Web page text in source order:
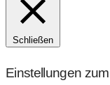
Schließen
Einstellungen